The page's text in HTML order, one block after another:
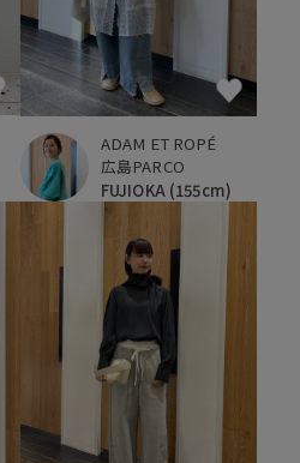
ADAM ET ROPÉ
広島PARCO
FUJIOKA (155cm)